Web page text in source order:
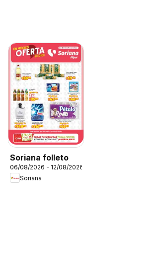
Soriana folleto
06/08/2026 - 12/08/2026
Soriana